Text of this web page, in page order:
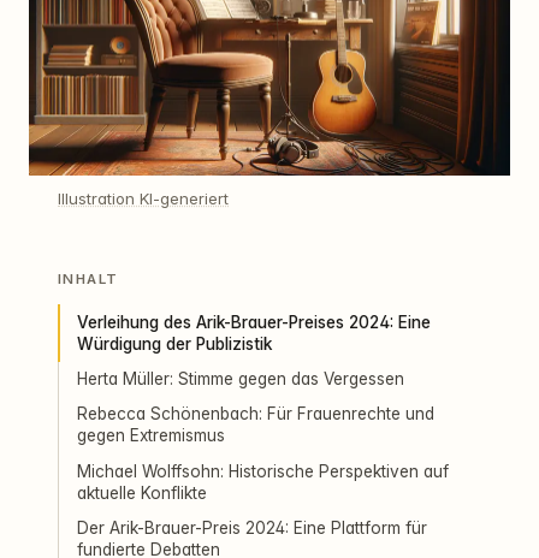
Illustration KI-generiert
INHALT
Verleihung des Arik-Brauer-Preises 2024: Eine
Würdigung der Publizistik
Herta Müller: Stimme gegen das Vergessen
Rebecca Schönenbach: Für Frauenrechte und
gegen Extremismus
Michael Wolffsohn: Historische Perspektiven auf
aktuelle Konflikte
Der Arik-Brauer-Preis 2024: Eine Plattform für
fundierte Debatten